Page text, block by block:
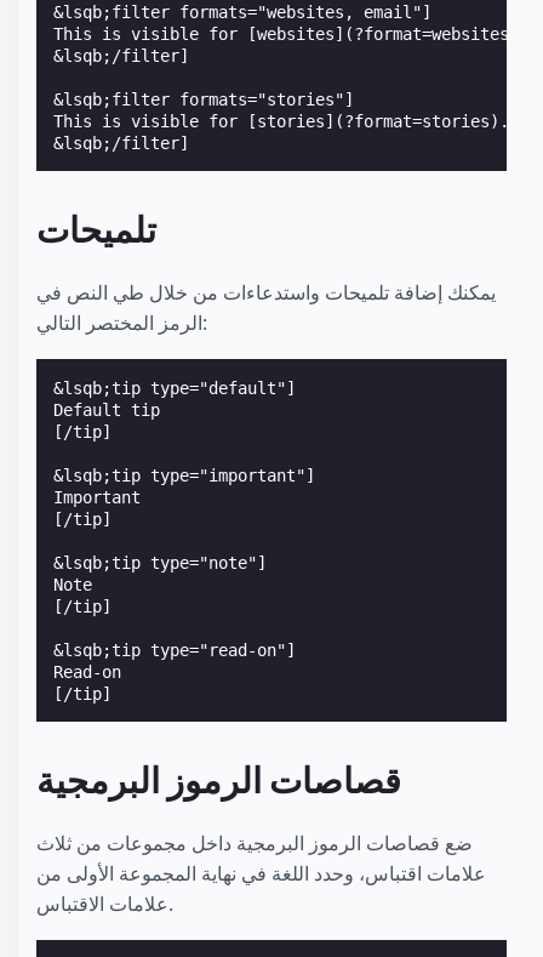
&lsqb;filter formats="websites, email"]
This is visible for [websites](?format=websites)
&lsqb;/filter]
&lsqb;filter formats="stories"]
This is visible for [stories](?format=stories).
&lsqb;/filter]
تلميحات
يمكنك إضافة تلميحات واستدعاءات من خلال طي النص في
الرمز المختصر التالي:
&lsqb;tip type="default"]
Default tip
[/tip]
&lsqb;tip type="important"]
Important
[/tip]
&lsqb;tip type="note"]
Note
[/tip]
&lsqb;tip type="read-on"]
Read-on
[/tip]
قصاصات الرموز البرمجية
ضع قصاصات الرموز البرمجية داخل مجموعات من ثلاث
علامات اقتباس، وحدد اللغة في نهاية المجموعة الأولى من
علامات الاقتباس.